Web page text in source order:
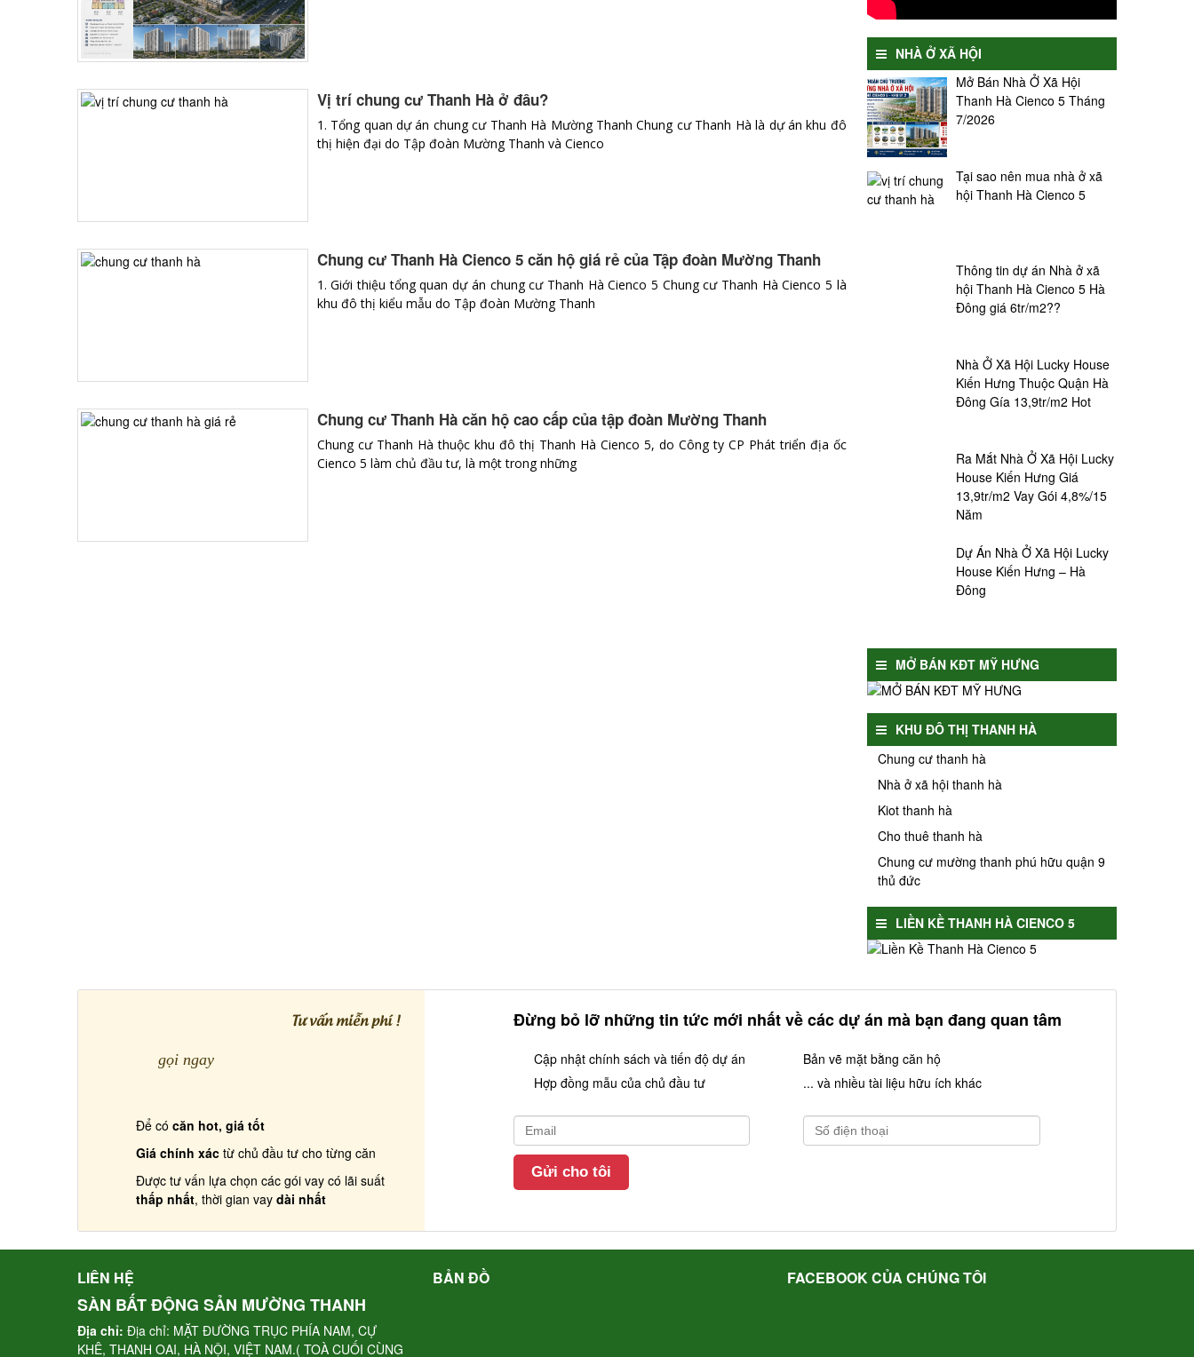
Vị trí chung cư Thanh Hà ở đâu?
1. Tổng quan dự án chung cư Thanh Hà Mường Thanh Chung cư Thanh Hà là dự án khu đô
thị hiện đại do Tập đoàn Mường Thanh và Cienco
Chung cư Thanh Hà Cienco 5 căn hộ giá rẻ của Tập đoàn Mường Thanh
1. Giới thiệu tổng quan dự án chung cư Thanh Hà Cienco 5 Chung cư Thanh Hà Cienco 5 là
khu đô thị kiểu mẫu do Tập đoàn Mường Thanh
Chung cư Thanh Hà căn hộ cao cấp của tập đoàn Mường Thanh
Chung cư Thanh Hà thuộc khu đô thị Thanh Hà Cienco 5, do Công ty CP Phát triển địa ốc
Cienco 5 làm chủ đầu tư, là một trong những
NHÀ Ở XÃ HỘI
Mở Bán Nhà Ở Xã Hội
Thanh Hà Cienco 5 Tháng
7/2026
Tại sao nên mua nhà ở xã
hội Thanh Hà Cienco 5
Thông tin dự án Nhà ở xã
hội Thanh Hà Cienco 5 Hà
Đông giá 6tr/m2??
Nhà Ở Xã Hội Lucky House
Kiến Hưng Thuộc Quận Hà
Đông Gía 13,9tr/m2 Hot
Ra Mắt Nhà Ở Xã Hội Lucky
House Kiến Hưng Giá
13,9tr/m2 Vay Gói 4,8%/15
Năm
Dự Án Nhà Ở Xã Hội Lucky
House Kiến Hưng – Hà
Đông
MỞ BÁN KĐT MỸ HƯNG
KHU ĐÔ THỊ THANH HÀ
Chung cư thanh hà
Nhà ở xã hội thanh hà
Kiot thanh hà
Cho thuê thanh hà
Chung cư mường thanh phú hữu quận 9
thủ đức
LIỀN KỀ THANH HÀ CIENCO 5
Tư vấn miễn phí !
gọi ngay
Để có căn hot, giá tốt
Giá chính xác từ chủ đầu tư cho từng căn
Được tư vấn lựa chọn các gói vay có lãi suất
thấp nhất, thời gian vay dài nhất
Đừng bỏ lỡ những tin tức mới nhất về các dự án mà bạn đang quan tâm
Cập nhật chính sách và tiến độ dự án
Bản vẽ mặt bằng căn hộ
Hợp đồng mẫu của chủ đầu tư
... và nhiều tài liệu hữu ích khác
LIÊN HỆ
SÀN BẤT ĐỘNG SẢN MƯỜNG THANH
Địa chỉ: Địa chỉ: MẶT ĐƯỜNG TRỤC PHÍA NAM, CỰ
KHÊ, THANH OAI, HÀ NỘI, VIỆT NAM.( TOÀ CUỐI CÙNG
BẢN ĐỒ FACEBOOK CỦA CHÚNG TÔI